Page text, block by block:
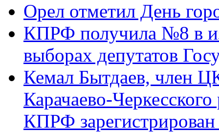
Орел отметил День
КПРФ получила №8 в
выборах депутатов
Кемал Бытдаев, член
Карачаево-
КПРФ